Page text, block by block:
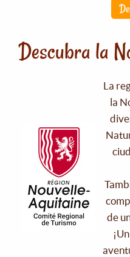
Descubra la
La
la
de